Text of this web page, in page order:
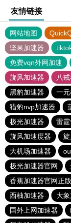
友情链接
网站地图
坚果加速器
免费vqn外网加速
旋风加速器
八
黑豹加速器
一
猎豹nvp加速器
极光加速器
雷
旋风加速度器
大机场加速器
极光加速器官网
香蕉加速器官网正版
西柚加速器
大
国外上网加速器